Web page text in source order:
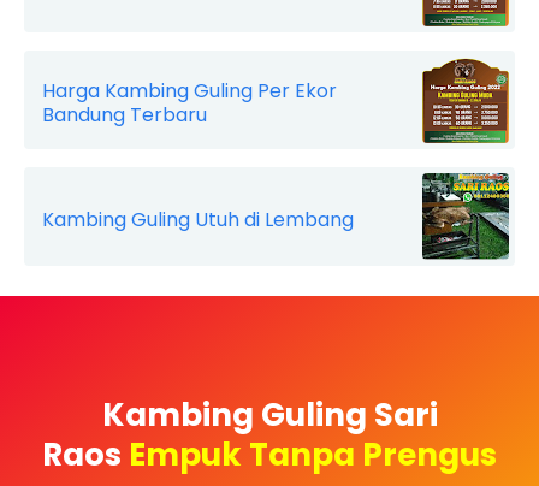
Harga Kambing Guling Per Ekor
Bandung Terbaru
Kambing Guling Utuh di Lembang
Kambing Guling Sari
Raos Empuk Tanpa Prengus